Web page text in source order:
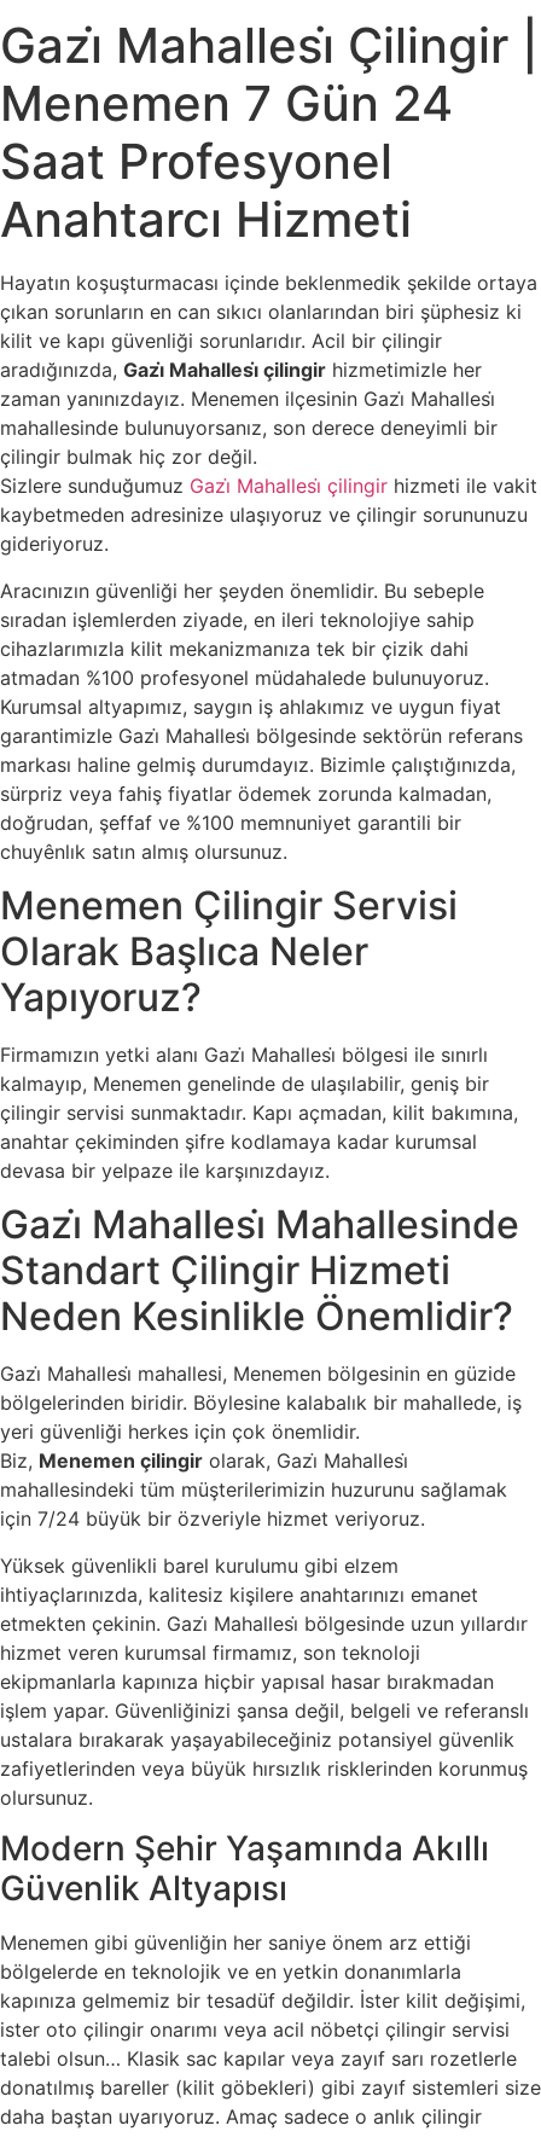
Gazi̇ Mahallesi̇ Çilingir |
Menemen 7 Gün 24
Saat Profesyonel
Anahtarcı Hizmeti
Hayatın koşuşturmacası içinde beklenmedik şekilde ortaya
çıkan sorunların en can sıkıcı olanlarından biri şüphesiz ki
kilit ve kapı güvenliği sorunlarıdır. Acil bir çilingir
aradığınızda, Gazi̇ Mahallesi̇ çilingir hizmetimizle her
zaman yanınızdayız. Menemen ilçesinin Gazi̇ Mahallesi̇
mahallesinde bulunuyorsanız, son derece deneyimli bir
çilingir bulmak hiç zor değil.
Sizlere sunduğumuz Gazi̇ Mahallesi̇ çilingir hizmeti ile vakit
kaybetmeden adresinize ulaşıyoruz ve çilingir sorununuzu
gideriyoruz.
Aracınızın güvenliği her şeyden önemlidir. Bu sebeple
sıradan işlemlerden ziyade, en ileri teknolojiye sahip
cihazlarımızla kilit mekanizmanıza tek bir çizik dahi
atmadan %100 profesyonel müdahalede bulunuyoruz.
Kurumsal altyapımız, saygın iş ahlakımız ve uygun fiyat
garantimizle Gazi̇ Mahallesi̇ bölgesinde sektörün referans
markası haline gelmiş durumdayız. Bizimle çalıştığınızda,
sürpriz veya fahiş fiyatlar ödemek zorunda kalmadan,
doğrudan, şeffaf ve %100 memnuniyet garantili bir
chuyênlık satın almış olursunuz.
Menemen Çilingir Servisi
Olarak Başlıca Neler
Yapıyoruz?
Firmamızın yetki alanı Gazi̇ Mahallesi̇ bölgesi ile sınırlı
kalmayıp, Menemen genelinde de ulaşılabilir, geniş bir
çilingir servisi sunmaktadır. Kapı açmadan, kilit bakımına,
anahtar çekiminden şifre kodlamaya kadar kurumsal
devasa bir yelpaze ile karşınızdayız.
Gazi̇ Mahallesi̇ Mahallesinde
Standart Çilingir Hizmeti
Neden Kesinlikle Önemlidir?
Gazi̇ Mahallesi̇ mahallesi, Menemen bölgesinin en güzide
bölgelerinden biridir. Böylesine kalabalık bir mahallede, iş
yeri güvenliği herkes için çok önemlidir.
Biz, Menemen çilingir olarak, Gazi̇ Mahallesi̇
mahallesindeki tüm müşterilerimizin huzurunu sağlamak
için 7/24 büyük bir özveriyle hizmet veriyoruz.
Yüksek güvenlikli barel kurulumu gibi elzem
ihtiyaçlarınızda, kalitesiz kişilere anahtarınızı emanet
etmekten çekinin. Gazi̇ Mahallesi̇ bölgesinde uzun yıllardır
hizmet veren kurumsal firmamız, son teknoloji
ekipmanlarla kapınıza hiçbir yapısal hasar bırakmadan
işlem yapar. Güvenliğinizi şansa değil, belgeli ve referanslı
ustalara bırakarak yaşayabileceğiniz potansiyel güvenlik
zafiyetlerinden veya büyük hırsızlık risklerinden korunmuş
olursunuz.
Modern Şehir Yaşamında Akıllı
Güvenlik Altyapısı
Menemen gibi güvenliğin her saniye önem arz ettiği
bölgelerde en teknolojik ve en yetkin donanımlarla
kapınıza gelmemiz bir tesadüf değildir. İster kilit değişimi,
ister oto çilingir onarımı veya acil nöbetçi çilingir servisi
talebi olsun… Klasik sac kapılar veya zayıf sarı rozetlerle
donatılmış bareller (kilit göbekleri) gibi zayıf sistemleri size
daha baştan uyarıyoruz. Amaç sadece o anlık çilingir